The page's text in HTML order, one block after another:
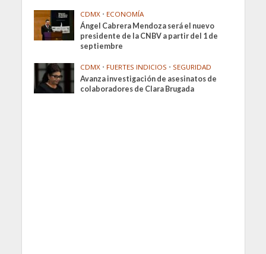
CDMX • ECONOMÍA
Ángel Cabrera Mendoza será el nuevo
presidente de la CNBV a partir del 1 de
septiembre
CDMX • FUERTES INDICIOS • SEGURIDAD
Avanza investigación de asesinatos de
colaboradores de Clara Brugada